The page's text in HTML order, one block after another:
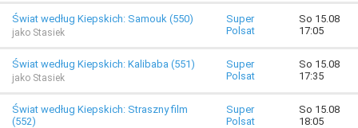
Świat według Kiepskich: Samouk (550)
jako Stasiek
Super
Polsat
So 15.08
17:05
Świat według Kiepskich: Kalibaba (551)
jako Stasiek
Super
Polsat
So 15.08
17:35
Świat według Kiepskich: Straszny film
(552)
Super
Polsat
So 15.08
18:05